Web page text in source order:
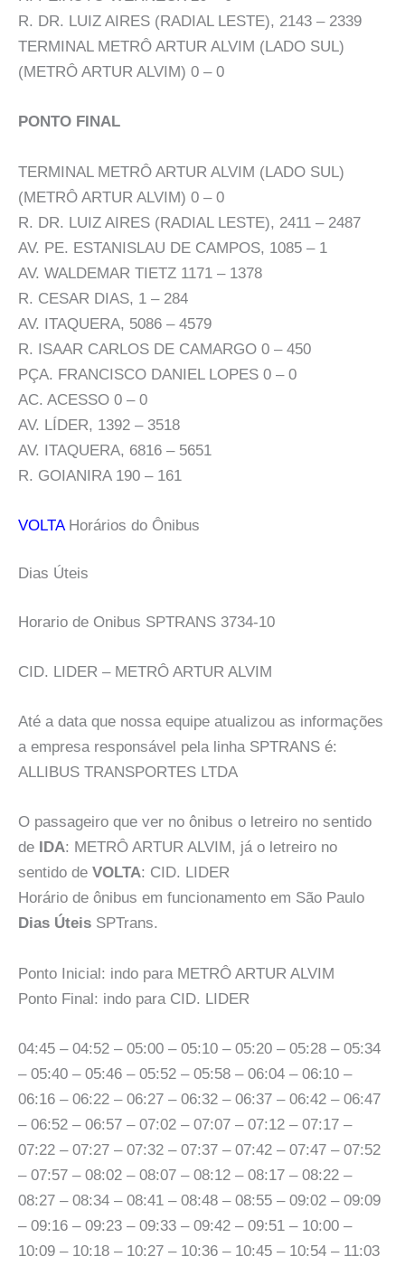
R. DR. LUIZ AIRES (RADIAL LESTE), 2143 – 2339
TERMINAL METRÔ ARTUR ALVIM (LADO SUL)
(METRÔ ARTUR ALVIM) 0 – 0
PONTO FINAL
TERMINAL METRÔ ARTUR ALVIM (LADO SUL)
(METRÔ ARTUR ALVIM) 0 – 0
R. DR. LUIZ AIRES (RADIAL LESTE), 2411 – 2487
AV. PE. ESTANISLAU DE CAMPOS, 1085 – 1
AV. WALDEMAR TIETZ 1171 – 1378
R. CESAR DIAS, 1 – 284
AV. ITAQUERA, 5086 – 4579
R. ISAAR CARLOS DE CAMARGO 0 – 450
PÇA. FRANCISCO DANIEL LOPES 0 – 0
AC. ACESSO 0 – 0
AV. LÍDER, 1392 – 3518
AV. ITAQUERA, 6816 – 5651
R. GOIANIRA 190 – 161
VOLTAHorários do Ônibus
Dias Úteis
Horario de Onibus SPTRANS 3734-10
CID. LIDER – METRÔ ARTUR ALVIM
Até a data que nossa equipe atualizou as informações
a empresa responsável pela linha SPTRANS é:
ALLIBUS TRANSPORTES LTDA
O passageiro que ver no ônibus o letreiro no sentido
de
IDA: METRÔ ARTUR ALVIM, já o letreiro no
sentido de VOLTA: CID. LIDER
Horário de ônibus em funcionamento em São Paulo
Dias Úteis SPTrans.
Ponto Inicial: indo para METRÔ ARTUR ALVIM
Ponto Final: indo para CID. LIDER
04:45 – 04:52 – 05:00 – 05:10 – 05:20 – 05:28 – 05:34
– 05:40 – 05:46 – 05:52 – 05:58 – 06:04 – 06:10 –
06:16 – 06:22 – 06:27 – 06:32 – 06:37 – 06:42 – 06:47
– 06:52 – 06:57 – 07:02 – 07:07 – 07:12 – 07:17 –
07:22 – 07:27 – 07:32 – 07:37 – 07:42 – 07:47 – 07:52
– 07:57 – 08:02 – 08:07 – 08:12 – 08:17 – 08:22 –
08:27 – 08:34 – 08:41 – 08:48 – 08:55 – 09:02 – 09:09
– 09:16 – 09:23 – 09:33 – 09:42 – 09:51 – 10:00 –
10:09 – 10:18 – 10:27 – 10:36 – 10:45 – 10:54 – 11:03